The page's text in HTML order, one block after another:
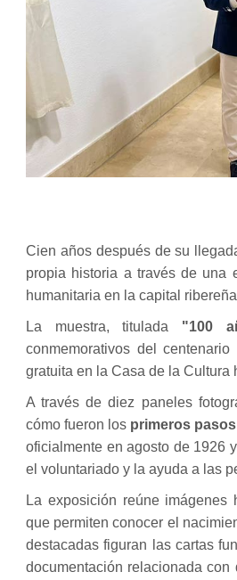
Cien años después de su
propia historia a través de una
humanitaria en la capital
La muestra, titulada "100
conmemorativos del
gratuita en la Casa de la Cultura
A través de diez paneles
cómo fueron los primeros
oficialmente en agosto de 1926
el voluntariado y la ayuda a las
La exposición reúne imágenes
que permiten conocer el
destacadas figuran las cartas
documentación relacionada